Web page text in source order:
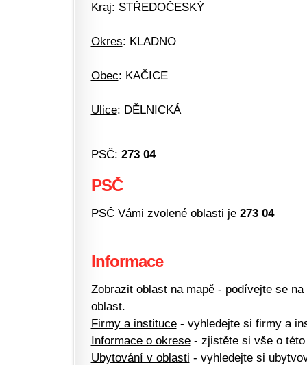
Kraj: STŘEDOČESKÝ
Okres: KLADNO
Obec: KAČICE
Ulice: DĚLNICKÁ
PSČ: 273 04
PSČ
PSČ Vámi zvolené oblasti je 273 04
Informace
Zobrazit oblast na mapě- podívejte se na
oblast.
Firmy a instituce- vyhledejte si firmy a
Informace o okrese- zjistěte si vše o této
Ubytování v oblasti - vyhledejte si